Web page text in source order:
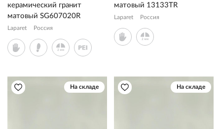
керамический гранит
матовый SG607020R
Laparet Россия
матовый 13133TR
Laparet Россия
На складе На складе